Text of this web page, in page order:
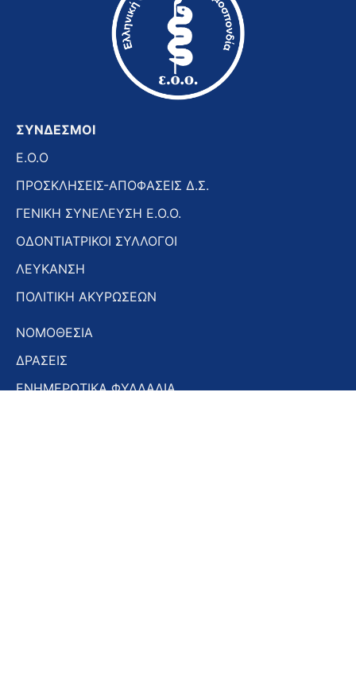
ΣΥΝΔΕΣΜΟΙ
E.O.O
ΠΡΟΣΚΛΗΣΕΙΣ-ΑΠΟΦΑΣΕΙΣ Δ.Σ.
ΓΕΝΙΚΗ ΣΥΝΕΛΕΥΣΗ Ε.Ο.Ο.
ΟΔΟΝΤΙΑΤΡΙΚΟΙ ΣΥΛΛΟΓΟΙ
ΛΕΥΚΑΝΣΗ
ΠΟΛΙΤΙΚΗ ΑΚΥΡΩΣΕΩΝ
ΝΟΜΟΘΕΣΙΑ
ΔΡΑΣΕΙΣ
ΕΝΗΜΕΡΩΤΙΚΑ ΦΥΛΛΑΔΙΑ